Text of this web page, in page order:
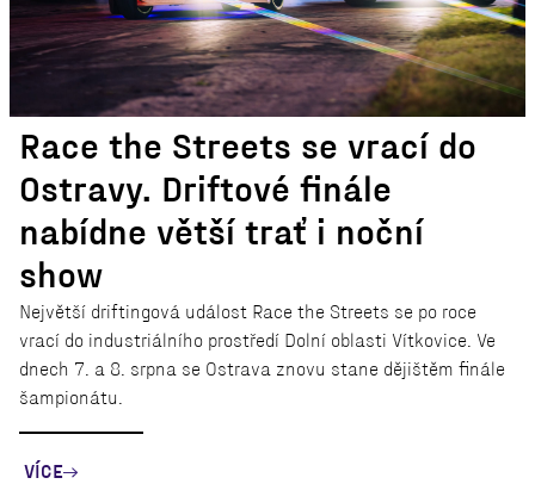
Race the Streets se vrací do
Ostravy. Driftové finále
nabídne větší trať i noční
show
Největší driftingová událost Race the Streets se po roce
vrací do industriálního prostředí Dolní oblasti Vítkovice. Ve
dnech 7. a 8. srpna se Ostrava znovu stane dějištěm finále
šampionátu.
VÍCE